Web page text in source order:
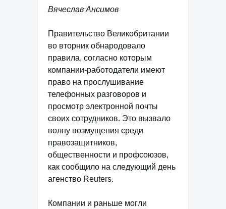
Вячеслав Ансимов
Правительство Великобритании
во вторник обнародовало
правила, согласно которым
компании-работодатели имеют
право на прослушивание
телефонных разговоров и
просмотр электронной почты
своих сотрудников. Это вызвало
волну возмущения среди
правозащитников,
общественности и профсоюзов,
как сообщило на следующий день
агенство Reuters.
Компании и раньше могли